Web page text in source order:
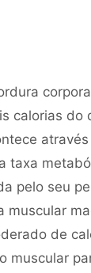
calorias do
taxa
pelo seu
muscular
de
muscular